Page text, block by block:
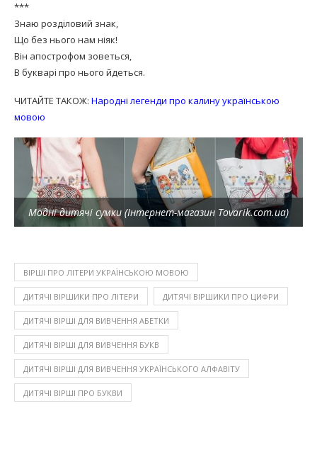
***
Знаю розділовий знак,
Що без нього нам ніяк!
Він апострофом зоветься,
В букварі про нього йдеться.
ЧИТАЙТЕ ТАКОЖ: Народні легенди про калину українською
мовою
Модні дитячі сумки (Інтернет-магазин Tovarik.com.ua)
ВІРШІ ПРО ЛІТЕРИ УКРАЇНСЬКОЮ МОВОЮ
ДИТЯЧІ ВІРШИКИ ПРО ЛІТЕРИ ДИТЯЧІ ВІРШИКИ ПРО ЦИФРИ
ДИТЯЧІ ВІРШІ ДЛЯ ВИВЧЕННЯ АБЕТКИ
ДИТЯЧІ ВІРШІ ДЛЯ ВИВЧЕННЯ БУКВ
ДИТЯЧІ ВІРШІ ДЛЯ ВИВЧЕННЯ УКРАЇНСЬКОГО АЛФАВІТУ
ДИТЯЧІ ВІРШІ ПРО БУКВИ